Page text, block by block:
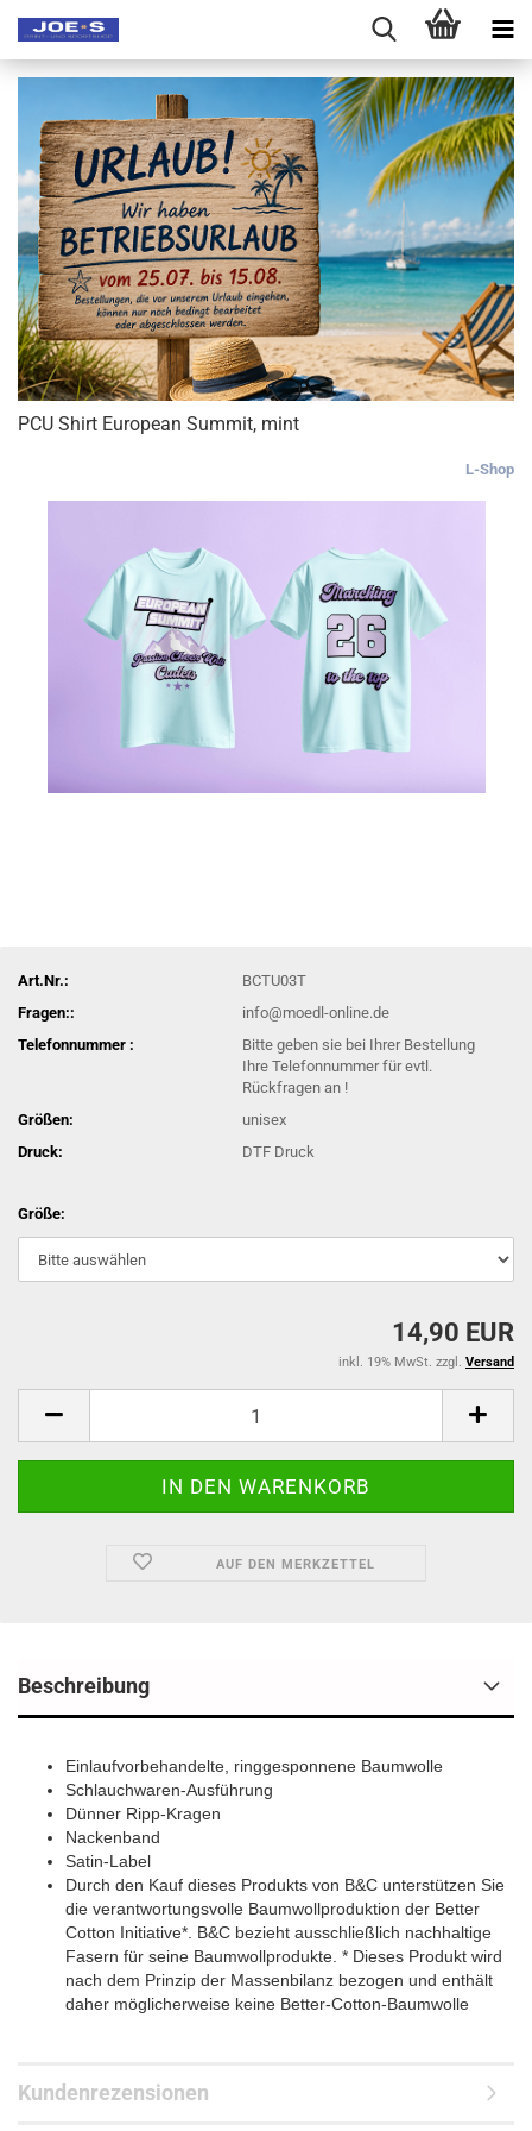
PCU Shirt European Summit, mint
L-Shop
Art.Nr.:
BCTU03T
Fragen::
info@moedl-online.de
Telefonnummer :
Bitte geben sie bei Ihrer Bestellung
Ihre Telefonnummer für evtl.
Rückfragen an !
Größen:
unisex
Druck:
DTF Druck
Größe:
14,90 EUR
inkl. 19% MwSt. zzgl. Versand
AUF DEN MERKZETTEL
Beschreibung
Einlaufvorbehandelte, ringgesponnene Baumwolle
Schlauchwaren-Ausführung
Dünner Ripp-Kragen
Nackenband
Satin-Label
Durch den Kauf dieses Produkts von B&C unterstützen Sie
die verantwortungsvolle Baumwollproduktion der Better
Cotton Initiative*. B&C bezieht ausschließlich nachhaltige
Fasern für seine Baumwollprodukte. * Dieses Produkt wird
nach dem Prinzip der Massenbilanz bezogen und enthält
daher möglicherweise keine Better-Cotton-Baumwolle
Kundenrezensionen